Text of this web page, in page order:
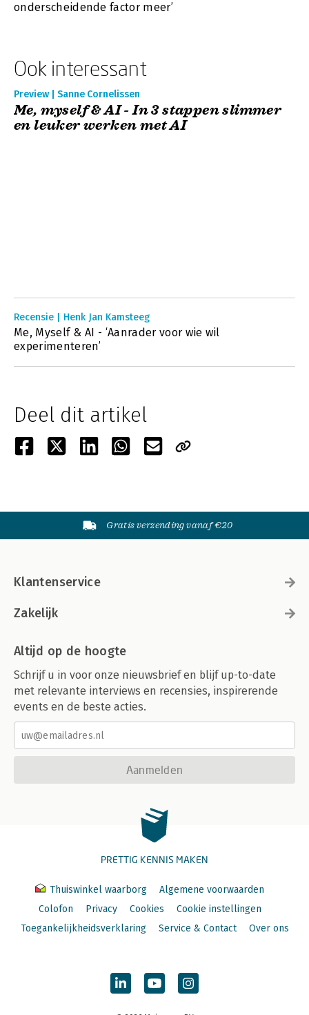
onderscheidende factor meer’
Ook interessant
Preview | Sanne Cornelissen
Me, myself & AI - In 3 stappen slimmer
en leuker werken met AI
Recensie | Henk Jan Kamsteeg
Me, Myself & AI - ‘Aanrader voor wie wil
experimenteren’
Deel dit artikel
Gratis verzending vanaf €20
Klantenservice
Zakelijk
Altijd op de hoogte
Schrijf u in voor onze nieuwsbrief en blijf up-to-date
met relevante interviews en recensies, inspirerende
events en de beste acties.
Aanmelden
PRETTIG KENNIS MAKEN
Thuiswinkel waarborg
Algemene voorwaarden
Colofon
Privacy Cookies
Cookie instellingen
Toegankelijkheidsverklaring
Service & Contact Over ons